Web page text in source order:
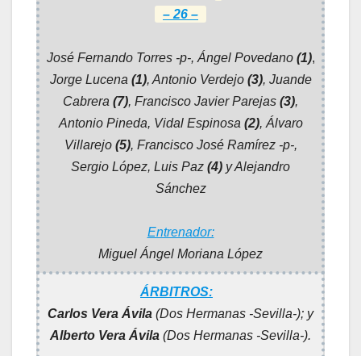
– 26 –
José Fernando Torres -p-, Ángel Povedano (1),
Jorge Lucena (1), Antonio Verdejo (3), Juande
Cabrera (7), Francisco Javier Parejas (3),
Antonio Pineda, Vidal Espinosa (2), Álvaro
Villarejo (5), Francisco José Ramírez -p-,
Sergio López, Luis Paz (4) yAlejandro
Sánchez
Entrenador:
Miguel Ángel Moriana López
ÁRBITROS:
Carlos Vera Ávila (Dos Hermanas -Sevilla-); y
Alberto Vera Ávila (Dos Hermanas -Sevilla-).